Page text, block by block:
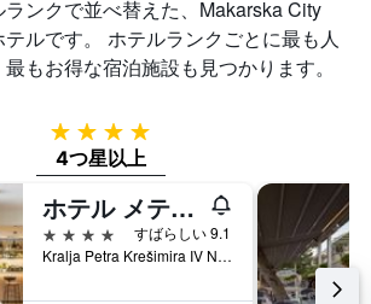
ンクで並べ替えた、Makarska City
ルです。 ホテルランクごとに最も人
もお得な宿泊施設も見つかります。
4つ星
4つ星以上
ホテル メテオール
4つ星
すばらしい 9.1
Kralja Petra Krešimira IV No.19, マカルスカ, クロアチア